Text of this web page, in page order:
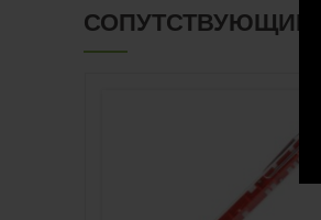
СОПУТСТВУЮЩИЕ